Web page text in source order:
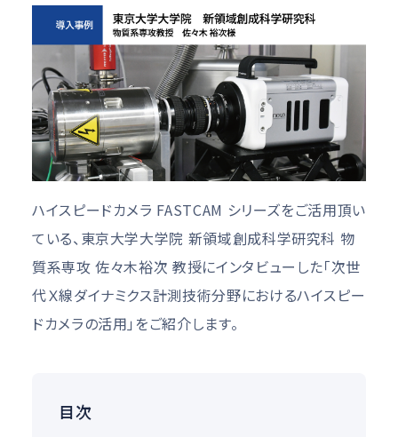
ハイスピードカメラ FASTCAM シリーズをご活用頂い
ている、東京大学大学院 新領域創成科学研究科 物
質系専攻 佐々木裕次 教授にインタビューした「次世
代Ｘ線ダイナミクス計測技術分野におけるハイスピー
ドカメラの活用」をご紹介します。
目次